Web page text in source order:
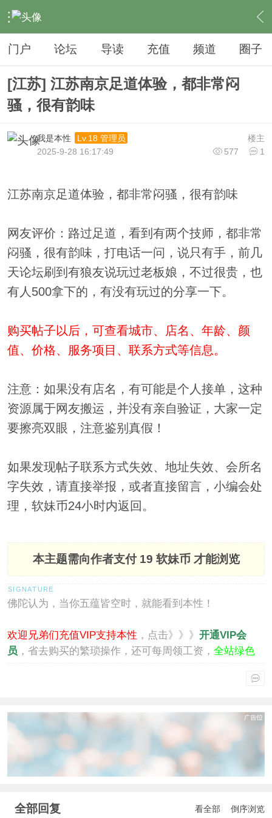
› 夜生活 › 足疗 › 内容
门户 论坛 导读 充值 频道 圈子
[江苏] 江苏南京足道体验，都非常闷
骚，很有韵味
楼主
我是本性
Lv.18 管理员
577
1
2025-9-28 16:17:49
江苏南京足道体验，都非常闷骚，很有韵味
网友评价：路过足道，看到有两个技师，都非常
闷骚，很有韵味，打电话一问，说只有手，前几
天论坛刷到有狼友说玩过老板娘，不过很贵，也
有人500拿下的，有没有玩过的分享一下。
购买帖子以后，可查看城市、店名、年龄、颜
值、价格、服务项目、联系方式等信息。
注意：如果没有店名，有可能是个人接单，这种
资源属于网友搬运，并没有亲自验证，大家一定
要擦亮双眼，注意鉴别真假！
如果发现帖子联系方式失效、地址失效、会所名
字失效，请直接举报，或者直接留言，小编会处
理，软妹币24小时内返回。
本主题需向作者支付 19 软妹币 才能浏览
佛陀认为，当你五蕴皆空时，就能看到本性！
欢迎兄弟们充值VIP支持本性 ，点击》》》 开通VIP会
员 ，省去购买的繁琐操作，还可每周领工资， 全站绿色
全部回复 看全部 倒序浏览